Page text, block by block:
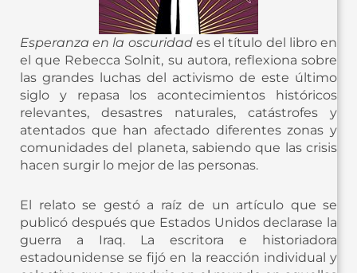
Esperanza en la oscuridades el título del libro en
el que Rebecca Solnit, su autora, reflexiona sobre
las grandes luchas del activismo de este último
siglo y repasa los acontecimientos históricos
relevantes, desastres naturales, catástrofes y
atentados que han afectado diferentes zonas y
comunidades del planeta, sabiendo que las crisis
hacen surgir lo mejor de las personas.
El relato se gestó a raíz de un artículo que se
publicó después que Estados Unidos declarase la
guerra a Iraq. La escritora e historiadora
estadounidense se fijó en la reacción individual y